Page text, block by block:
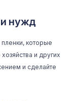
и нужд
которые
и других
и сделайте